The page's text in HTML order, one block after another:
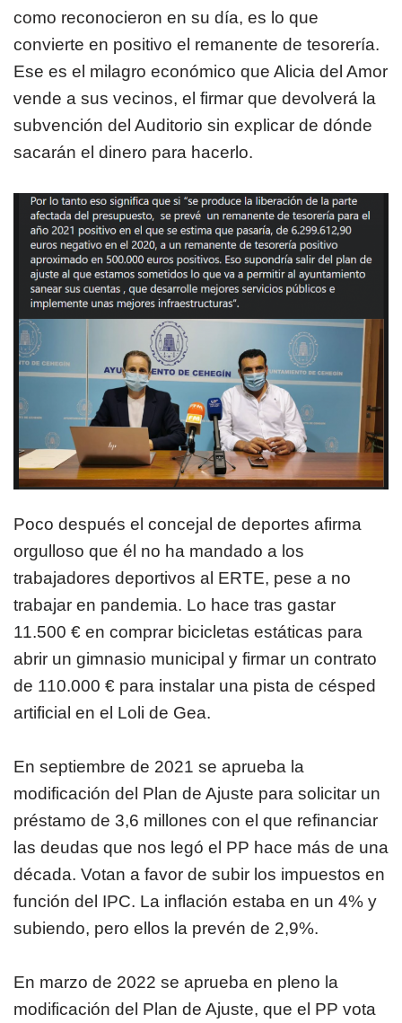
como reconocieron en su día, es lo que
convierte en positivo el remanente de tesorería.
Ese es el milagro económico que Alicia del Amor
vende a sus vecinos, el firmar que devolverá la
subvención del Auditorio sin explicar de dónde
sacarán el dinero para hacerlo.
Poco después el concejal de deportes afirma
orgulloso que él no ha mandado a los
trabajadores deportivos al ERTE, pese a no
trabajar en pandemia. Lo hace tras gastar
11.500 € en comprar bicicletas estáticas para
abrir un gimnasio municipal y firmar un contrato
de 110.000 € para instalar una pista de césped
artificial en el Loli de Gea.
En septiembre de 2021 se aprueba la
modificación del Plan de Ajuste para solicitar un
préstamo de 3,6 millones con el que refinanciar
las deudas que nos legó el PP hace más de una
década. Votan a favor de subir los impuestos en
función del IPC. La inflación estaba en un 4% y
subiendo, pero ellos la prevén de 2,9%.
En marzo de 2022 se aprueba en pleno la
modificación del Plan de Ajuste, que el PP vota